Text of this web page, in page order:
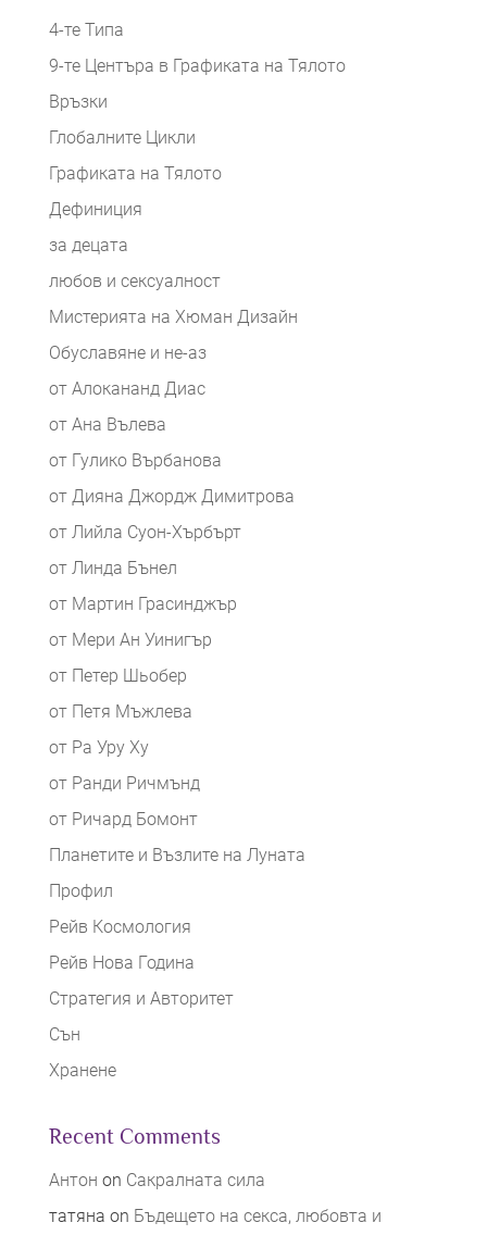
4-те Типа
9-те Центъра в Графиката на Тялото
Връзки
Глобалните Цикли
Графиката на Тялото
Дефиниция
за децата
любов и сексуалност
Мистерията на Хюман Дизайн
Обуславяне и не-аз
от Алокананд Диас
от Ана Вълева
от Гулико Върбанова
от Дияна Джордж Димитрова
от Лийла Суон-Хърбърт
от Линда Бънел
от Мартин Грасинджър
от Мери Ан Уинигър
от Петер Шьобер
от Петя Мъжлева
от Ра Уру Ху
от Ранди Ричмънд
от Ричард Бомонт
Планетите и Възлите на Луната
Профил
Рейв Космология
Рейв Нова Година
Стратегия и Авторитет
Сън
Хранене
Recent Comments
Антон on Сакралната сила
татяна on Бъдещето на секса, любовта и